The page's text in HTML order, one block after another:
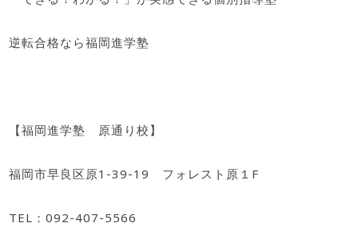
逆転合格なら福岡進学塾
【福岡進学塾 原通り校】
福岡市早良区原1-39-19 フォレスト原１F
TEL：092-407-5566